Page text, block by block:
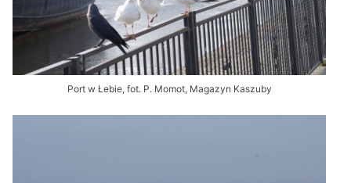
Port w Łebie, fot. P. Momot, Magazyn Kaszuby